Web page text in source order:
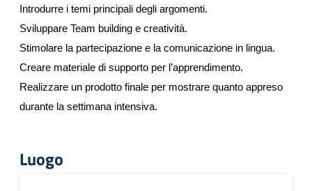
Introdurre i temi principali degli argomenti.
Sviluppare Team building e creatività.
Stimolare la partecipazione e la comunicazione in lingua.
Creare materiale di supporto per l’apprendimento.
Realizzare un prodotto finale per mostrare quanto appreso
durante la settimana intensiva.
Luogo